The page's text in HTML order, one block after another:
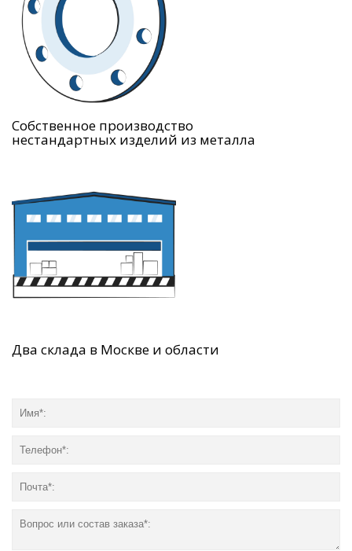
Собственное производство
нестандартных изделий из металла
Два склада в Москве и области